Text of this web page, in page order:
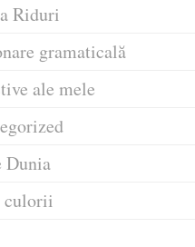
Riduri
gramaticală
ale mele
Dunia
culorii